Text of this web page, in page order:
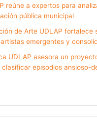
reúne a expertos para
pública municipal
de Arte UDLAP fortalece
emergentes y
UDLAP asesora un
clasificar episodios ansioso-